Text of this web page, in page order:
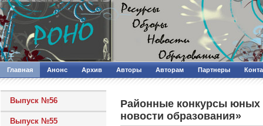
Главная Анонс Архив Авторы Авторам Партнеры
Выпуск №56
Выпуск №55
Районные конкурсы юных
новости образования»